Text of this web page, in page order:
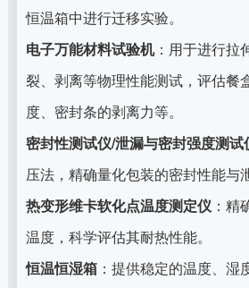
恒温箱中进行迁移实验。
电子万能材料试验机：用于进行拉
裂、剥离等物理性能测试，评估餐
度、密封条的剥离力等。
密封性测试仪/泄漏与密封强度测试
压法，精确量化包装的密封性能与
热变形维卡软化点温度测定仪：精
温度，科学评估其耐热性能。
恒温恒湿箱：提供稳定的温度、湿